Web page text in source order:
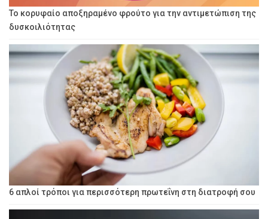
Το κορυφαίο αποξηραμένο φρούτο για την αντιμετώπιση της
δυσκοιλιότητας
6 απλοί τρόποι για περισσότερη πρωτεΐνη στη διατροφή σου